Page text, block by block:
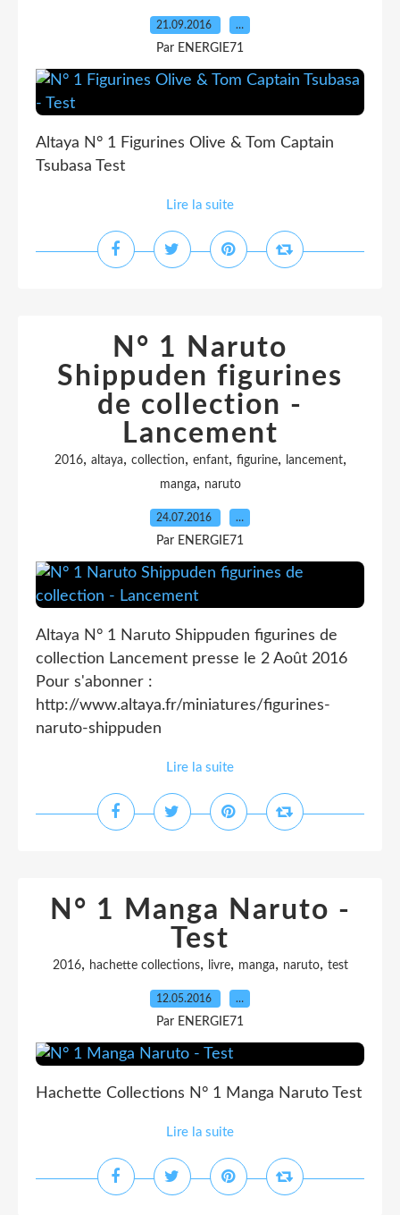
21.09.2016 …
Par ENERGIE71
Altaya N° 1 Figurines Olive & Tom Captain
Tsubasa Test
Lire la suite
N° 1 Naruto
Shippuden figurines
de collection -
Lancement
2016, altaya, collection, enfant, figurine, lancement,
manga, naruto
24.07.2016 …
Par ENERGIE71
Altaya N° 1 Naruto Shippuden figurines de
collection Lancement presse le 2 Août 2016
Pour s'abonner :
http://www.altaya.fr/miniatures/figurines-
naruto-shippuden
Lire la suite
N° 1 Manga Naruto -
Test
2016, hachette collections, livre, manga, naruto, test
12.05.2016 …
Par ENERGIE71
Hachette Collections N° 1 Manga Naruto Test
Lire la suite